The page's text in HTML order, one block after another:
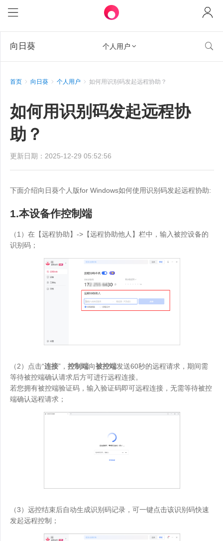
向日葵 个人用户  
首页 向日葵 个人用户 如何用识别码发起远程协助？
如何用识别码发起远程协
助？
更新日期：2025-12-29 05:52:56
下面介绍向日葵个人版for Windows如何使用识别码发起远程协助:
1.本设备作控制端
（1）在【远程协助】->【远程协助他人】栏中，输入被控设备的
识别码；
（2）点击“连接”，控制端向被控端发送60秒的远程请求，期间需
等待被控端确认请求后方可进行远程连接。
若您拥有被控端验证码，输入验证码即可远程连接，无需等待被控
端确认远程请求；
（3）远控结束后自动生成识别码记录，可一键点击该识别码快速
发起远程控制；